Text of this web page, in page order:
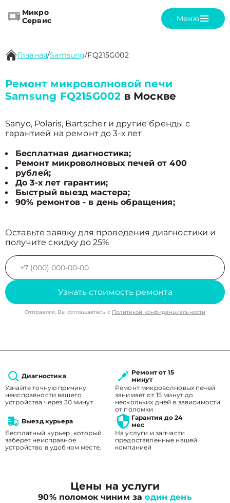
Микро
Сервис
Меню
Главная/Samsung/FQ215G002
Ремонт микроволновой печи
Samsung FQ215G002 в Москве
Sanyo, Polaris, Bartscher и другие бренды с
гарантией на ремонт до 3-х лет
Бесплатная диагностика;
Ремонт микроволновых печей от 400
рублей;
До 3-х лет гарантии;
Быстрый выезд мастера;
90% ремонтов - в день обращения;
Оставьте заявку для проведения диагностики и
получите скидку до 25%
Узнать стоимость ремонта
Отправляя, Вы соглашаетесь с Политикой конфиденциальности
Диагностика
Узнайте точную причину
неисправности вашего
устройства через 30 минут
Ремонт от 15
минут
Ремонт микроволновых печей
занимает от 15 минут до
нескольких дней в зависимости
от поломки
Выезд курьера
Бесплатный курьер, который
заберет неисправное
устройство в удобном месте.
Гарантия до 24
мес
На услуги и запчасти
предоставленные нашей
компанией
Цены на услуги
90% поломок чиним заодин день